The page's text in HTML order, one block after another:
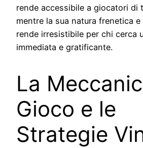
rende accessibile a giocatori di
mentre la sua natura frenetica
rende irresistibile per chi cerca
immediata e gratificante.
La
Gioco e le
Strategie